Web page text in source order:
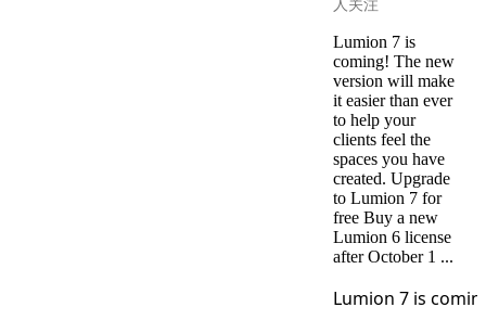
人关注
Lumion 7 is
coming! The new
version will make
it easier than ever
to help your
clients feel the
spaces you have
created. Upgrade
to Lumion 7 for
free Buy a new
Lumion 6 license
after October 1 ...
Lumion 7 is